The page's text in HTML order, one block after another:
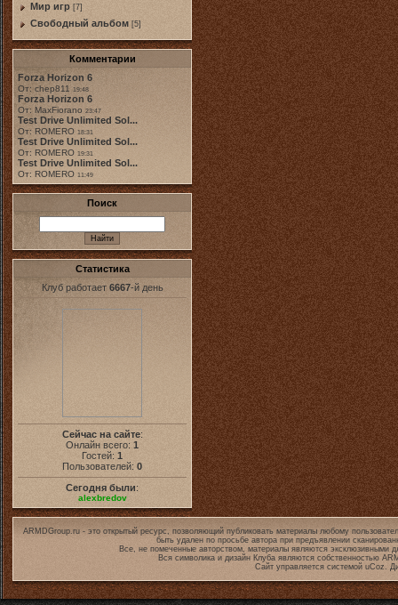
Мир игр [7]
Свободный альбом [5]
Комментарии
Forza Horizon 6
От: chep811 19:48
Forza Horizon 6
От: MaxFiorano 23:47
Test Drive Unlimited Sol...
От: ROMERO 18:31
Test Drive Unlimited Sol...
От: ROMERO 19:31
Test Drive Unlimited Sol...
От: ROMERO 11:49
Поиск
Статистика
Клуб работает 6667-й день
Сейчас на сайте:
Онлайн всего: 1
Гостей: 1
Пользователей: 0
Сегодня были:
alexbredov
ARMDGroup.ru - это открытый ресурс, позволяющий публиковать материалы любому
быть удален по просьбе автора при предъявлении
Все, не помеченные авторством, материалы являются эксклюзивными
Вся символика и дизайн Клуба являются собственностью
Сайт управляется системой uCoz.